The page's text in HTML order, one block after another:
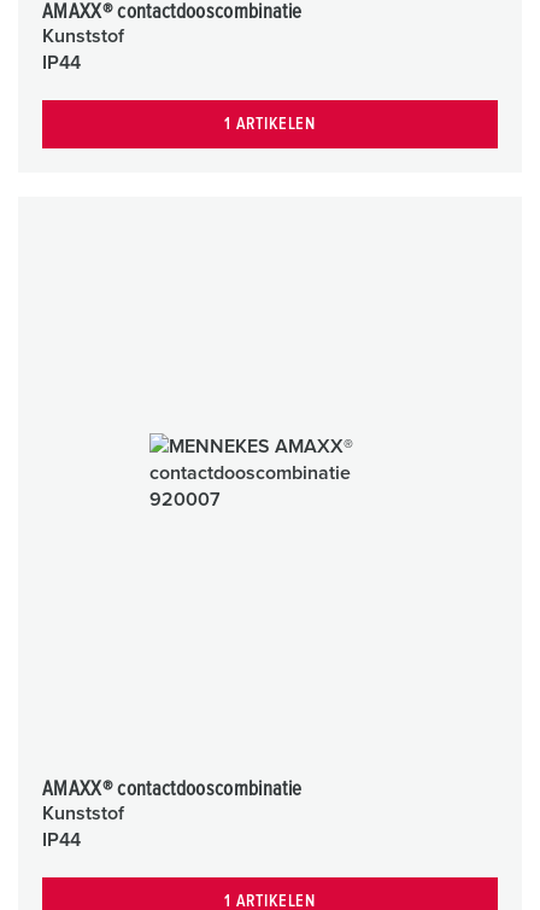
AMAXX® contactdooscombinatie
Kunststof
IP44
1 ARTIKELEN
AMAXX® contactdooscombinatie
Kunststof
IP44
1 ARTIKELEN